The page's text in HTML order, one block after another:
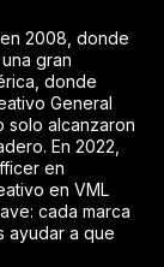
2008, donde
gran
donde
General
solo alcanzaron
En 2022,
en
en VML
cada marca
ayudar a que